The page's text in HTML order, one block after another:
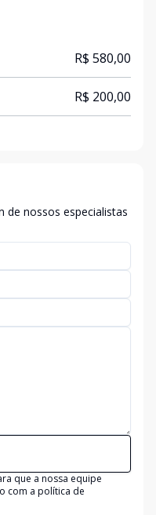
R$ 580,00
R$ 200,00
de nossos especialistas
que a nossa equipe
com a política de